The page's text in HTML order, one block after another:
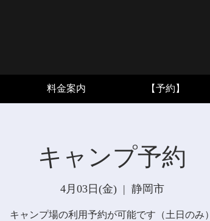
料金案内 【予約】
キャンプ予約
4月03日(金)
  |
静岡市
キャンプ場の利用予約が可能です（土日のみ）